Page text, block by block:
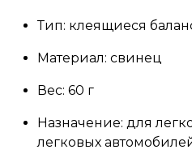
Тип: клеящиеся
Материал: свинец
Вес: 60 г
Назначение: для
легковых